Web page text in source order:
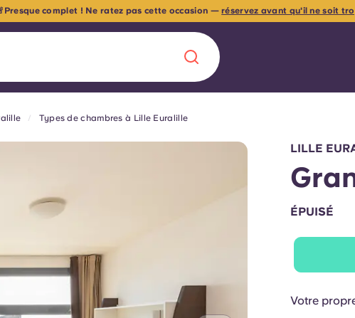
garde d'une
étudiant
l'entreprise] avec
des moments
complet ! Ne ratez pas cette occasion — réservez avant qu'il ne soit
Types de chambres à Lille Euralille
LILLE
ÉPUISÉ
Votre